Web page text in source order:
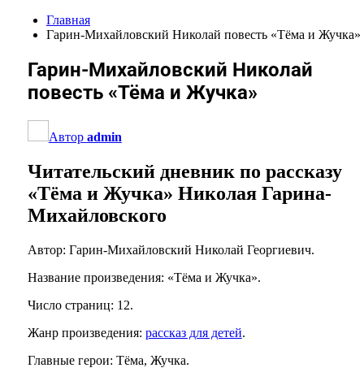
Главная
Гарин-Михайловский Николай повесть «Тёма и Жучка»
Гарин-Михайловский Николай
повесть «Тёма и Жучка»
Автор admin
Читательский дневник по рассказу
«Тёма и Жучка» Николая Гарина-
Михайловского
Автор: Гарин-Михайловский Николай Георгиевич.
Название произведения: «Тёма и Жучка».
Число страниц: 12.
Жанр произведения: рассказ для детей.
Главные герои: Тёма, Жучка.